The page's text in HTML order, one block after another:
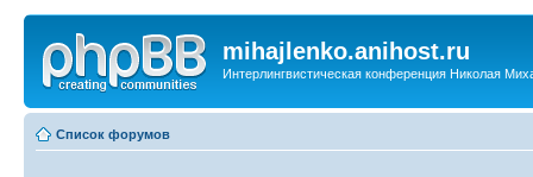
mihajlenko.anihost.ru
Интерлингвистическая конференция Николая
Список форумов